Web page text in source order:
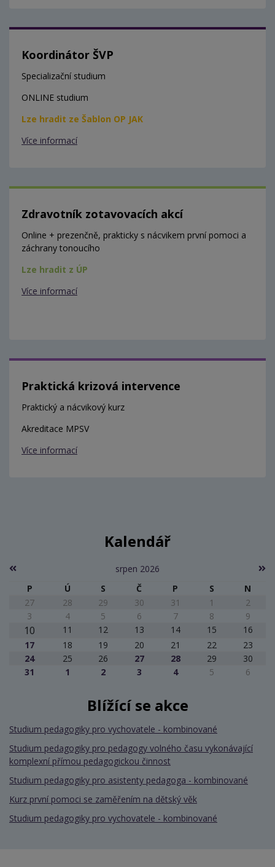
Koordinátor ŠVP
Specializační studium
ONLINE studium
Lze hradit ze Šablon OP JAK
Více informací
Zdravotník zotavovacích akcí
Online + prezenčně, prakticky s nácvikem první pomoci a
záchrany tonoucího
Lze hradit z ÚP
Více informací
Praktická krizová intervence
Praktický a nácvikový kurz
Akreditace MPSV
Více informací
Kalendář
srpen 2026
P
Ú S Č P S
N
27
28 29 30 31 1
2
3
4 5 6 7 8 9
10 11 12 13 14 15
16
17
18 19 20 21 22
23
24
25 26 27 28 29
30
31
1 2 3 4 5 6
Blížící se akce
Studium pedagogiky pro vychovatele - kombinované
Studium pedagogiky pro pedagogy volného času vykonávající
komplexní přímou pedagogickou činnost
Studium pedagogiky pro asistenty pedagoga - kombinované
Kurz první pomoci se zaměřením na dětský věk
Studium pedagogiky pro vychovatele - kombinované